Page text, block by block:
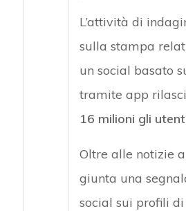
L’attività di
sulla stampa
un social basato
tramite app
16 milioni gli
Oltre alle notizie
giunta una
social sui profili